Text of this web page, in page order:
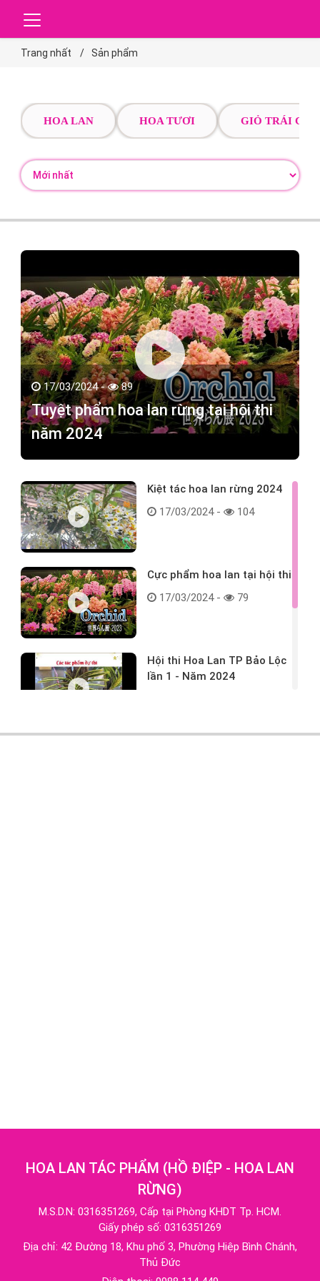
Trang nhất Sản phẩm
HOA LAN HOA TƯƠI GIỎ TRÁI CÂY
17/03/2024 - 89
Tuyệt phẩm hoa lan rừng tại hội thi
năm 2024
Kiệt tác hoa lan rừng 2024
17/03/2024 -
104
Cực phẩm hoa lan tại hội thi
17/03/2024 -
79
Hội thi Hoa Lan TP Bảo Lộc
lần 1 - Năm 2024
HOA LAN TÁC PHẨM (HỒ ĐIỆP - HOA LAN
RỪNG)
M.S.D.N: 0316351269, Cấp tại Phòng KHDT Tp. HCM.
Giấy phép số: 0316351269
Địa chỉ: 42 Đường 18, Khu phố 3, Phường Hiệp Bình Chánh,
Thủ Đức